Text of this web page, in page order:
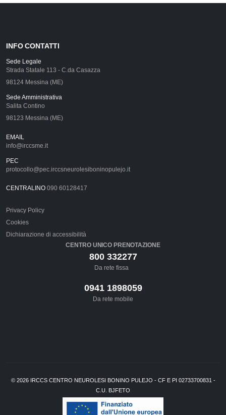
INFO CONTATTI
Sede Legale
Strada Statale 113 - C.da Casazza
98124 Messina (ME)
Sede Amministrativa
Salita Contino
98123 Messina (ME)
EMAIL
info@irccsme.it
PEC
protocollo@pec.irccsneurolesiboninopulejo.it
CENTRALINO 090 60128417
Privacy Policy
Cookies
Dichiarazione di accessibilità
CENTRO UNICO PRENOTAZIONE
800 332277
Da rete fissa
0941 1898059
Da rete mobile
© 2026 IRCCS CENTRO NEUROLESI BONINO PULEJO - CF E PI 02733700831 -
C.U. BJFETO